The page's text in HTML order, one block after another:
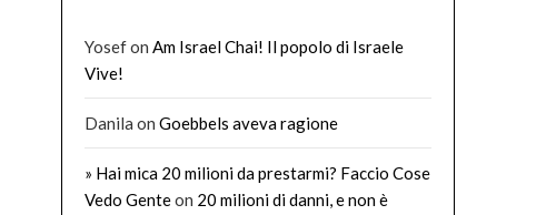
Yosefon Am Israel Chai! Il popolo di Israele
Vive!
Danila on Goebbels aveva ragione
» Hai mica 20 milioni da prestarmi? Faccio Cose
Vedo Genteon 20 milioni di danni, e non è